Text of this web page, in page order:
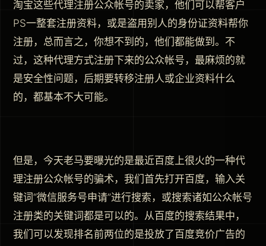
淘宝这些代理注册公众帐号的卖家，他们可以帮客户
PS一整套注册资料，或是盗用别人的身份证资料帮你
注册，总而言之，你想不到的，他们都能做到。不
过，这种代理方式注册下来的公众帐号，最麻烦的就
是安全性问题，后期要转移注册人或企业资料什么
的，都基本不大可能。
但是，今天老马要曝光的是最近百度上很火的一种代
理注册公众帐号的骗术，我们首先打开百度，输入关
键词“微信服务号申请”进行搜索，或搜索诸如公众帐号
注册类的关键词都是可以的。从百度的搜索结果中，
我们可以发现排名前两位的是投放了百度竞价广告的